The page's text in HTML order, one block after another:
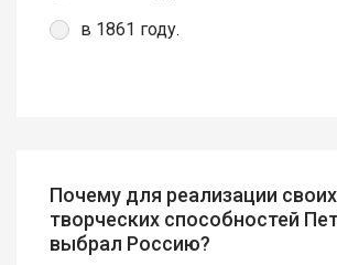
в 1861 году.
Почему для реализации своих
творческих способностей
выбрал Россию?